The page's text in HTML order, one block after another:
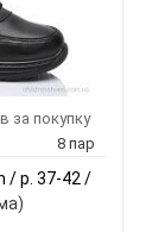
за покупку
8 пар
/ p. 37-42 /